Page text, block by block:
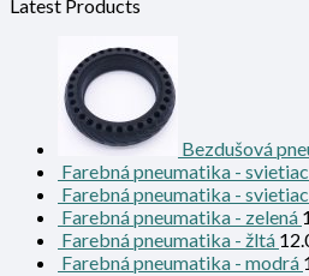
Latest Products
Bezdušová
Farebná pneumatika -
Farebná pneumatika -
Farebná pneumatika - zelená
Farebná pneumatika - žltá
Farebná pneumatika - modrá